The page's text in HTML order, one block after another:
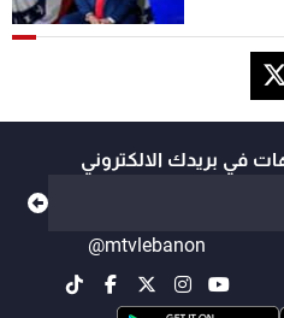
في بريدك الالكتروني
@mtvlebanon